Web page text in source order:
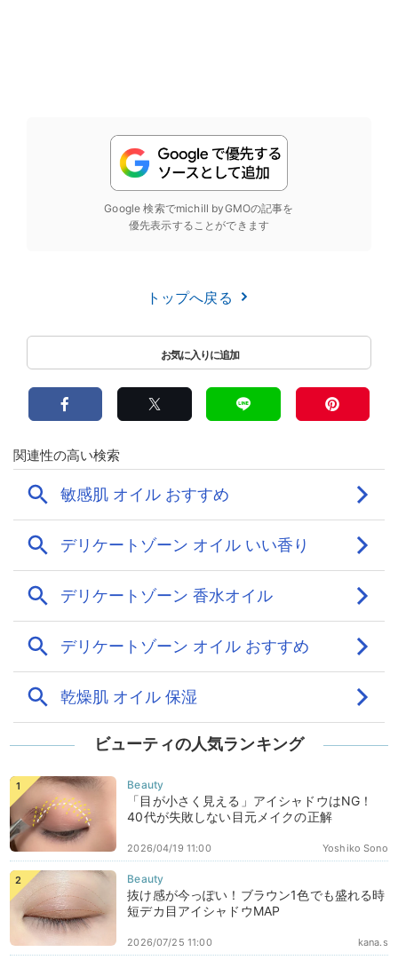
Google 検索でmichill byGMOの記事を
優先表示することができます
トップへ戻る
ビューティの人気ランキング
「目が小さく見える」アイシャドウはNG！
40代が失敗しない目元メイクの正解
Yoshiko Sono
2026/04/19 11:00
抜け感が今っぽい！ブラウン1色でも盛れる時
短デカ目アイシャドウMAP
kana.s
2026/07/25 11:00